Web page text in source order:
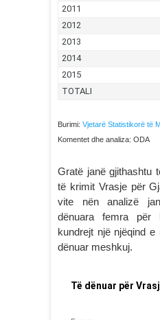
Burimi: Vjetarë Statistikorë të
Komentet dhe analiza: ODA
Gratë janë gjithashtu
të krimit Vrasje për
vite nën analizë
dënuara femra për
kundrejt një njëqind
dënuar meshkuj.